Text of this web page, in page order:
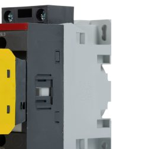
кондиционеров
кондиционеров